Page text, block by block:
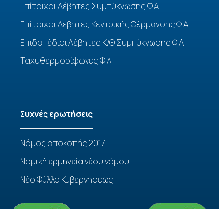
Επίτοιχοι Λέβητες Συμπύκνωσης Φ.Α
Επίτοιχοι Λέβητες Κεντρικής Θέρμανσης Φ.Α
Επιδαπέδιοι Λέβητες Κ/Θ Συμπύκνωσης Φ.Α
Ταχυθερμοσίφωνες Φ.Α.
Συχνές ερωτήσεις
Νόμος αποκοπής 2017
Νομική ερμηνεία νέου νόμου
Νέο Φύλλο Κυβερνήσεως